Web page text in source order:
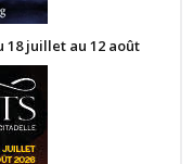
18 juillet au 12 août